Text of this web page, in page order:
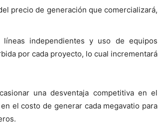
precio de generación que comercializará,
independientes y uso de equipos
por cada proyecto, lo cual incrementará
una desventaja competitiva en el
el costo de generar cada megavatio para